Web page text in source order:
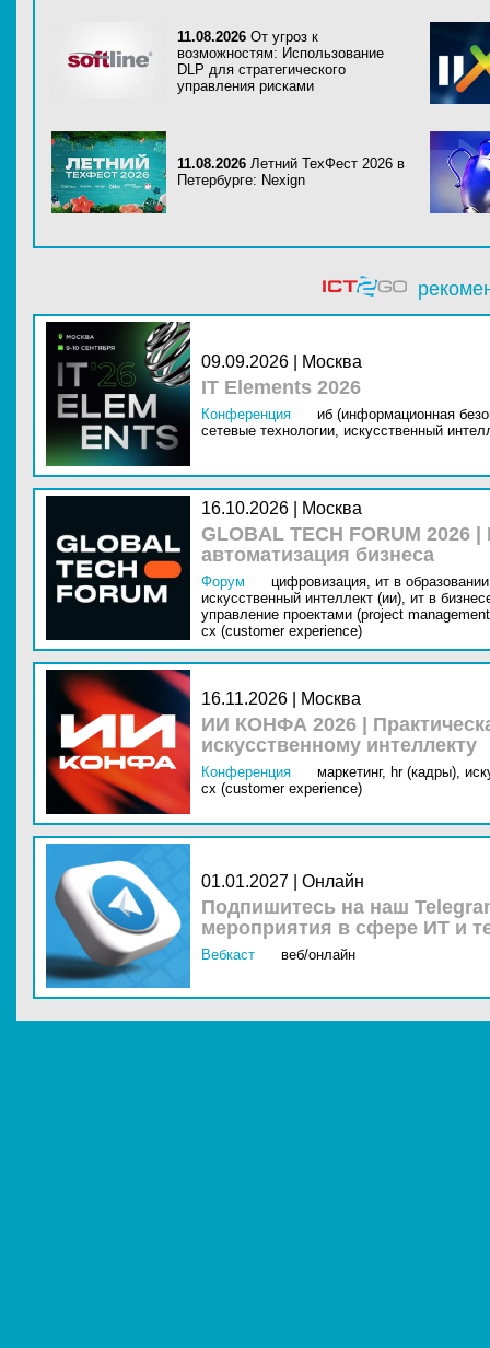
11.08.2026 От угроз к
возможностям: Использование
DLP для стратегического
управления рисками
11.08.2026 Летний ТехФест 2026 в
Петербурге: Nexign
09.09.2026 | Москва
IT Elements 2026
Конференция
иб (информационная
сетевые технологии, искусственный
16.10.2026 | Москва
GLOBAL TECH FORUM
автоматизация бизнеса
Форум цифровизация, ит в
искусственный интеллект (ии), ит в
управление проектами (project
cx (customer experience)
16.11.2026 | Москва
ИИ КОНФА 2026 |
искусственному интеллекту
Конференция маркетинг, hr (кадры),
cx (customer experience)
01.01.2027 | Онлайн
Подпишитесь на наш
мероприятия в сфере ИТ и
Вебкаст веб/онлайн